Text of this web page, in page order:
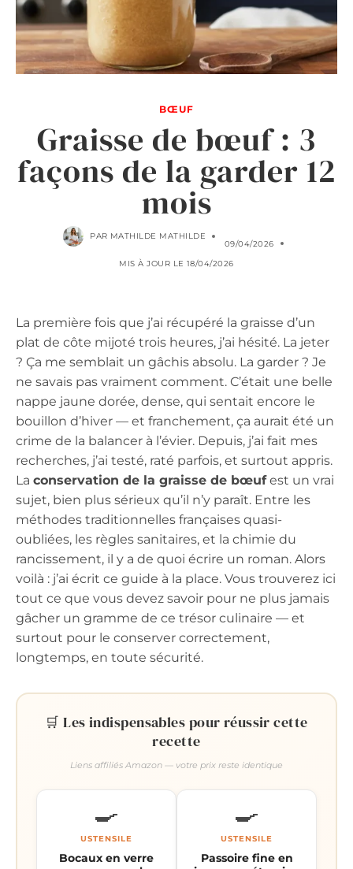
BŒUF
Graisse de bœuf : 3
façons de la garder 12
mois
PAR MATHILDE MATHILDE
09/04/2026
MIS À JOUR LE 18/04/2026
La première fois que j’ai récupéré la graisse d’un
plat de côte mijoté trois heures, j’ai hésité. La jeter
? Ça me semblait un gâchis absolu. La garder ? Je
ne savais pas vraiment comment. C’était une belle
nappe jaune dorée, dense, qui sentait encore le
bouillon d’hiver — et franchement, ça aurait été un
crime de la balancer à l’évier. Depuis, j’ai fait mes
recherches, j’ai testé, raté parfois, et surtout appris.
La conservation de la graisse de bœufest un vrai
sujet, bien plus sérieux qu’il n’y paraît. Entre les
méthodes traditionnelles françaises quasi-
oubliées, les règles sanitaires, et la chimie du
rancissement, il y a de quoi écrire un roman. Alors
voilà : j’ai écrit ce guide à la place. Vous trouverez ici
tout ce que vous devez savoir pour ne plus jamais
gâcher un gramme de ce trésor culinaire — et
surtout pour le conserver correctement,
longtemps, en toute sécurité.
🛒 Les indispensables pour réussir cette
recette
Liens affiliés Amazon — votre prix reste identique
🍳
USTENSILE
Bocaux en verre
🍳
USTENSILE
Passoire fine en